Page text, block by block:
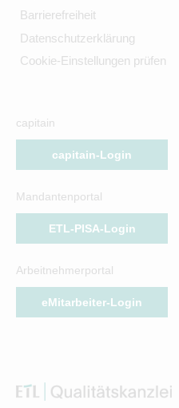
Barrierefreiheit
Datenschutzerklärung
Cookie-Einstellungen prüfen
capitain
capitain-Login
Mandantenportal
ETL-PISA-Login
Arbeitnehmerportal
eMitarbeiter-Login